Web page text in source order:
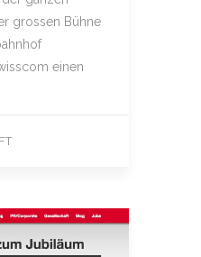
grossen Bühne
einen